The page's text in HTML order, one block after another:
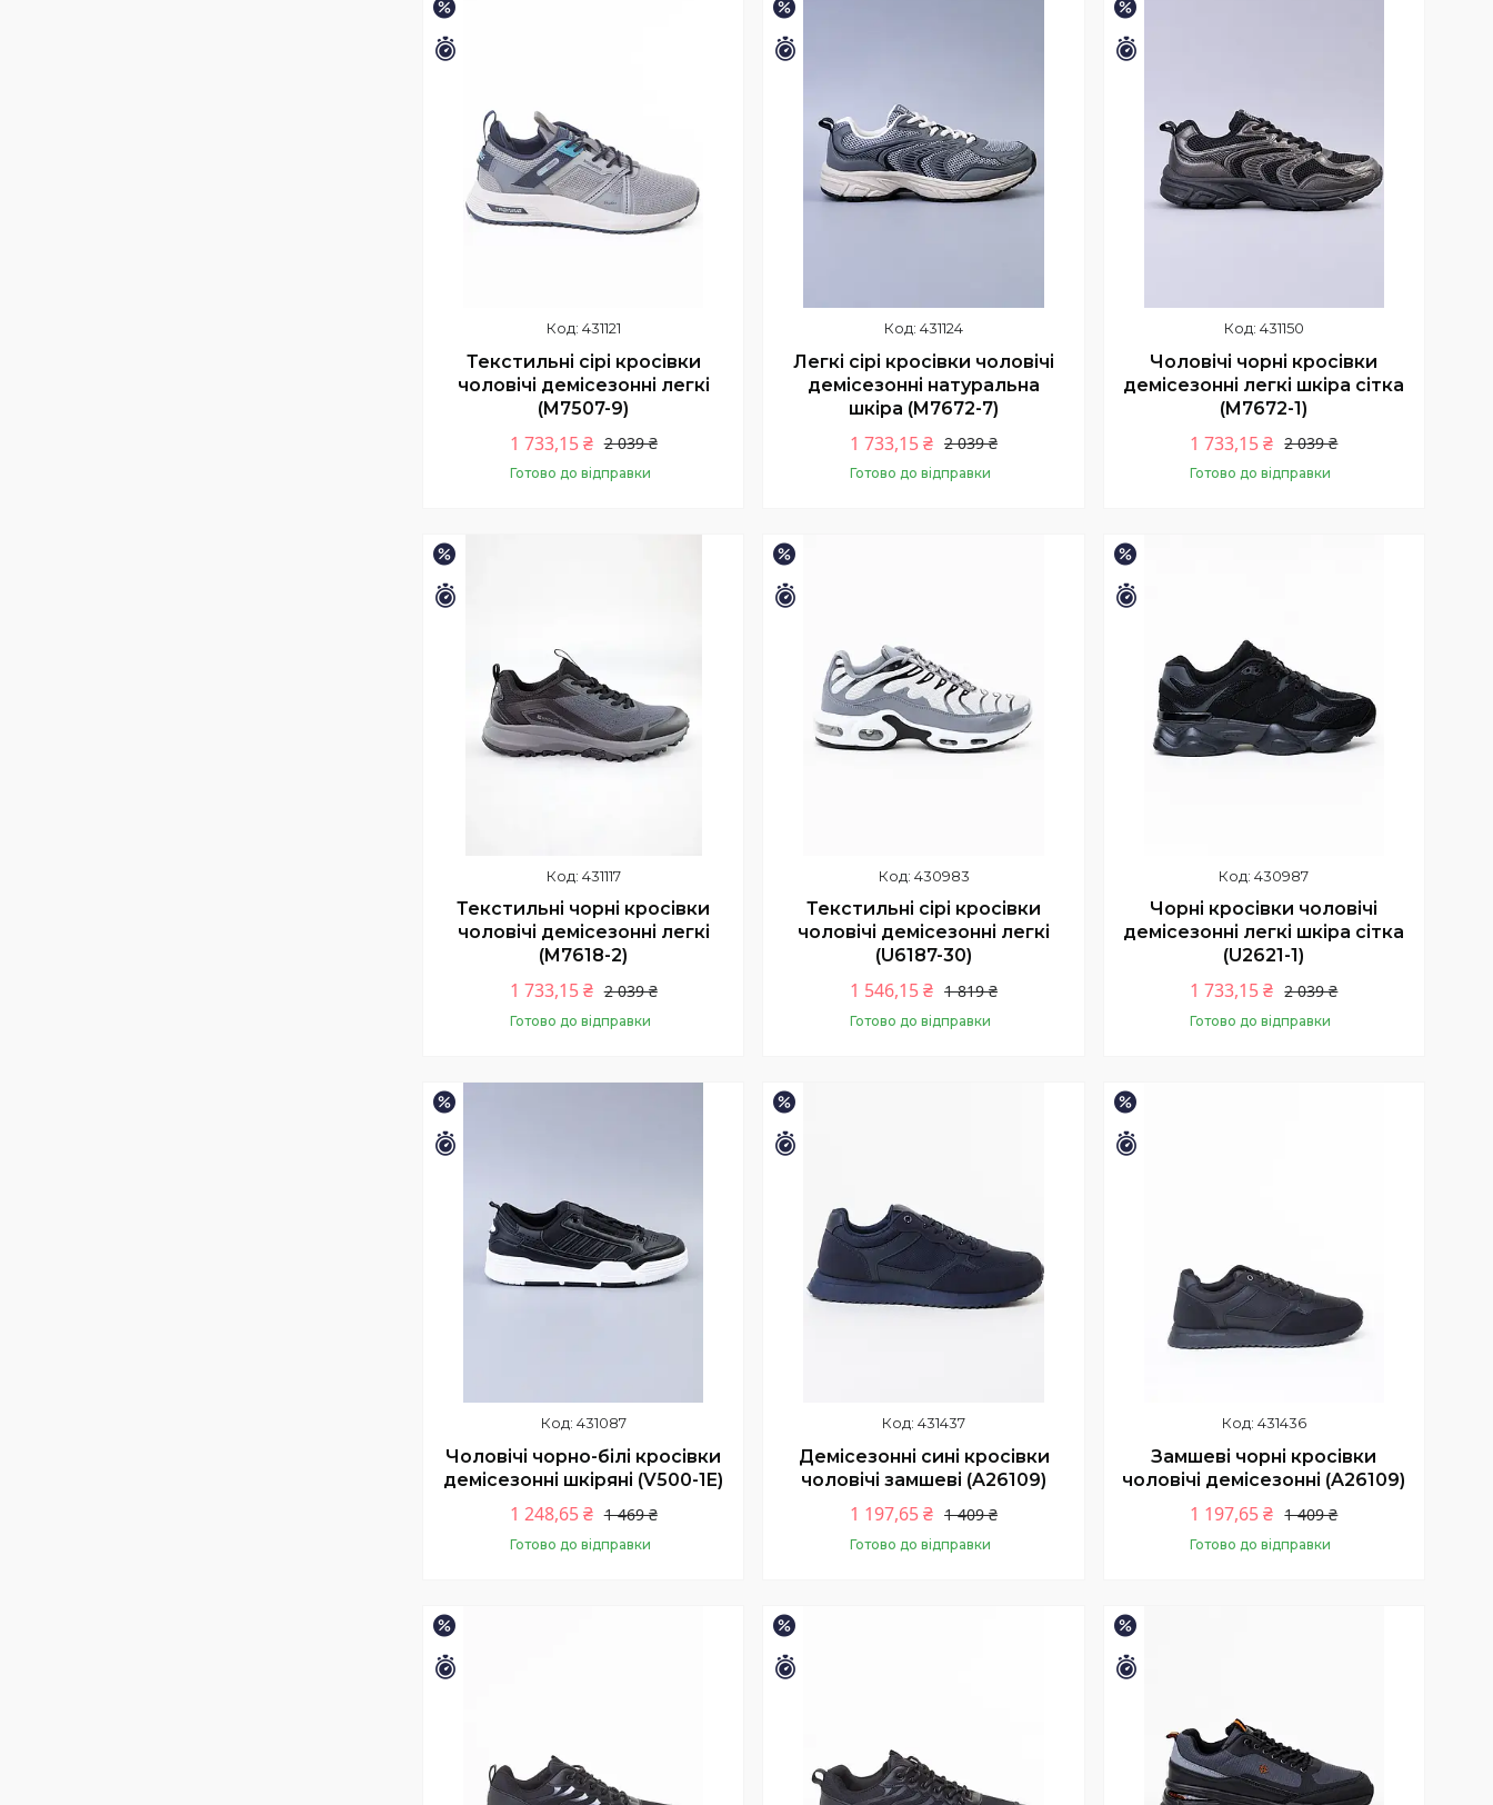
431121
Текстильні сірі кросівки
чоловічі демісезонні легкі
(M7507-9)
2 039 ₴
1 733,15 ₴
Готово до відправки
431124
Легкі сірі кросівки чоловічі
демісезонні натуральна
шкіра (M7672-7)
2 039 ₴
1 733,15 ₴
Готово до відправки
431150
Чоловічі чорні кросівки
демісезонні легкі шкіра сітка
(M7672-1)
2 039 ₴
1 733,15 ₴
Готово до відправки
431117
Текстильні чорні кросівки
чоловічі демісезонні легкі
(M7618-2)
2 039 ₴
1 733,15 ₴
Готово до відправки
430983
Текстильні сірі кросівки
чоловічі демісезонні легкі
(U6187-30)
1 819 ₴
1 546,15 ₴
Готово до відправки
430987
Чорні кросівки чоловічі
демісезонні легкі шкіра сітка
(U2621-1)
2 039 ₴
1 733,15 ₴
Готово до відправки
431087
Чоловічі чорно-білі кросівки
демісезонні шкіряні (V500-1E)
1 469 ₴
1 248,65 ₴
Готово до відправки
431437
Демісезонні сині кросівки
чоловічі замшеві (A26109)
1 409 ₴
1 197,65 ₴
Готово до відправки
431436
Замшеві чорні кросівки
чоловічі демісезонні (A26109)
1 409 ₴
1 197,65 ₴
Готово до відправки